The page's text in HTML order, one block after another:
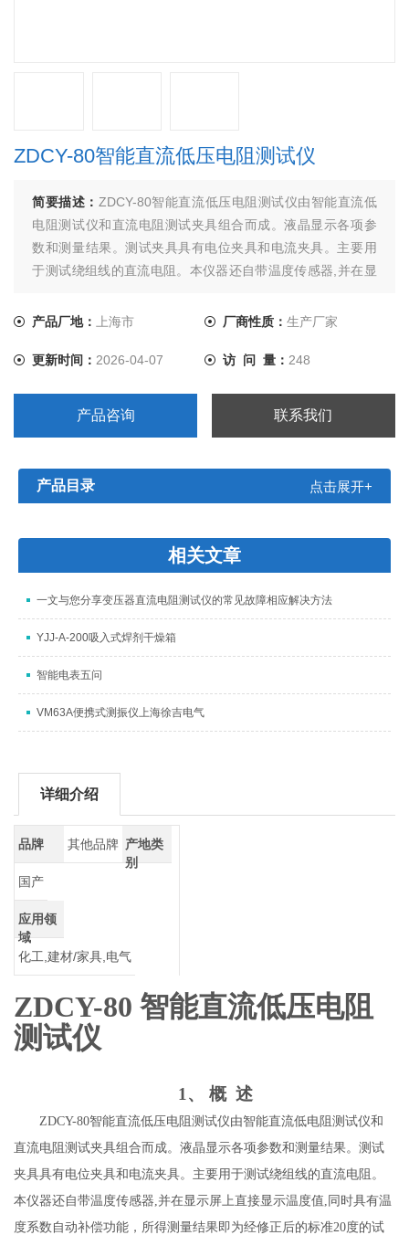
ZDCY-80智能直流低压电阻测试仪
简要描述： ZDCY-80智能直流低压电阻测试仪由智能直流低
电阻测试仪和直流电阻测试夹具组合而成。液晶显示各项参
数和测量结果。测试夹具具有电位夹具和电流夹具。主要用
于测试绕组线的直流电阻。本仪器还自带温度传感器,并在显
得测量结果即为经修正后的标准20度的试样电阻值,并可将电
产品厂地：上海市 厂商性质： 生产厂家
更新时间：2026-04-07 访 问 量： 248
产品咨询 联系我们
产品目录 点击展开+
相关文章
一文与您分享变压器直流电阻测试仪的常见故障相应解决方法
YJJ-A-200吸入式焊剂干燥箱
智能电表五问
VM63A便携式测振仪上海徐吉电气
详细介绍
品牌 其他品牌 产地类
别
国产
应用领
域
化工,建材/家具,电气
ZDCY-80智能直流低压电阻
测试仪
1、 概 述
ZDCY-80智能直流低压电阻测试仪由智能直流低电阻测试仪和
直流电阻测试夹具组合而成。液晶显示各项参数和测量结果。测试
夹具具有电位夹具和电流夹具。主要用于测试绕组线的直流电阻。
本仪器还自带温度传感器 ,并在显示屏上直接显示温度值,同时具有温
度系数自动补偿功能，所得测量结果即为经修正后的标准20度的试